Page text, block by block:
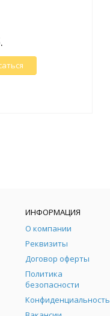
ИНФОРМАЦИЯ
О компании
Реквизиты
Договор оферты
Политика
безопасности
Конфиденциальность